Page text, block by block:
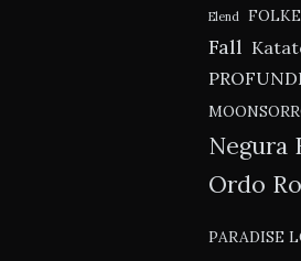
Elend
Fall
Negura
Ordo
PARADISE